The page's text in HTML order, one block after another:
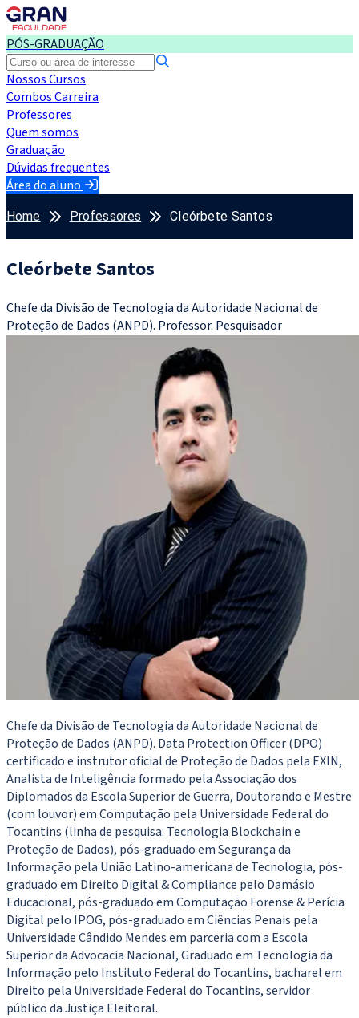
PÓS-GRADUAÇÃO
Nossos Cursos
Combos Carreira
Professores
Quem somos
Graduação
Dúvidas frequentes
Área do aluno
Home Professores Cleórbete Santos
Cleórbete Santos
Chefe da Divisão de Tecnologia da Autoridade Nacional de
Proteção de Dados (ANPD). Professor. Pesquisador
Chefe da Divisão de Tecnologia da Autoridade Nacional de
Proteção de Dados (ANPD). Data Protection Officer (DPO)
certificado e instrutor oficial de Proteção de Dados pela EXIN,
Analista de Inteligência formado pela Associação dos
Diplomados da Escola Superior de Guerra, Doutorando e Mestre
(com louvor) em Computação pela Universidade Federal do
Tocantins (linha de pesquisa: Tecnologia Blockchain e
Proteção de Dados), pós-graduado em Segurança da
Informação pela União Latino-americana de Tecnologia, pós-
graduado em Direito Digital & Compliance pelo Damásio
Educacional, pós-graduado em Computação Forense & Perícia
Digital pelo IPOG, pós-graduado em Ciências Penais pela
Universidade Cândido Mendes em parceria com a Escola
Superior da Advocacia Nacional, Graduado em Tecnologia da
Informação pelo Instituto Federal do Tocantins, bacharel em
Direito pela Universidade Federal do Tocantins, servidor
público da Justiça Eleitoral.